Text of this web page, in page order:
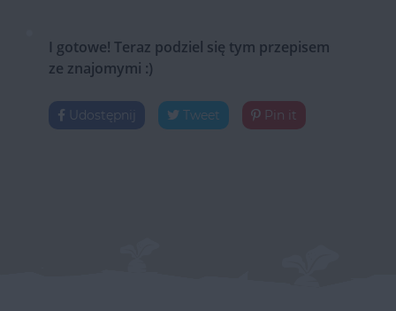
I gotowe! Teraz podziel się tym przepisem
ze znajomymi :)
Udostępnij Tweet Pin it